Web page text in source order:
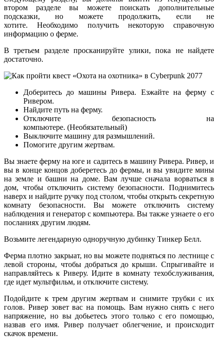
втором разделе вы можете поискать дополнительные
подсказки, но можете продолжить, если не
хотите. Необходимо получить некоторую справочную
информацию о ферме.
В третьем разделе просканируйте улики, пока не найдете
достаточно.
Доберитесь до машины Ривера. Езжайте на ферму с
Ривером.
Найдите путь на ферму.
Отключите безопасность на
компьютере. (Необязательный)
Выключите машину для размышлений.
Помогите другим жертвам.
Вы знаете ферму на юге и садитесь в машину Ривера. Ривер, и
вы в конце концов доберетесь до фермы, и вы увидите мины
на земле и башни на доме. Вам лучше сначала ворваться в
дом, чтобы отключить систему безопасности. Поднимитесь
наверх и найдите ручку под столом, чтобы открыть секретную
комнату безопасности. Вы можете отключить систему
наблюдения и генератор с компьютера. Вы также узнаете о его
посланиях другим людям.
Возьмите легендарную одноручную дубинку Тинкер Белл.
Ферма плотно закрыат, но вы можете подняться по лестнице с
левой стороны, чтобы добраться до крыши. Спрыгивайте и
направляйтесь к Риверу. Идите в комнату техобслуживания,
где идет мультфильм, и отключите систему.
Подойдите к трем другим жертвам и снимите трубки с их
голов. Ривер зовет вас на помощь. Вам нужно снять с него
напряжение, но вы добьетесь этого только с его помощью,
назвав его имя. Ривер получает облегчение, и происходит
скачок времени.